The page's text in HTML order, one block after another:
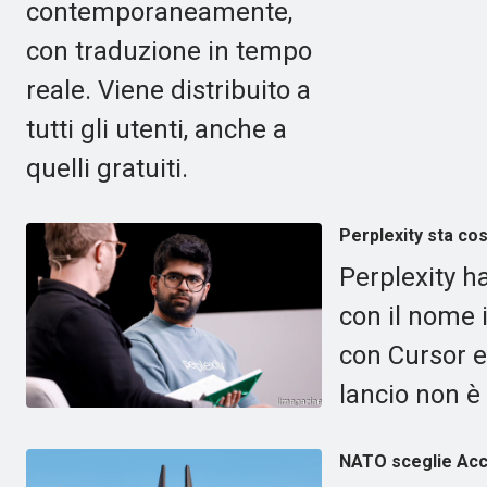
contemporaneamente,
con traduzione in tempo
reale. Viene distribuito a
tutti gli utenti, anche a
quelli gratuiti.
Perplexity sta
Perplexity
con il nome
con Cursor
lancio non
NATO sceglie